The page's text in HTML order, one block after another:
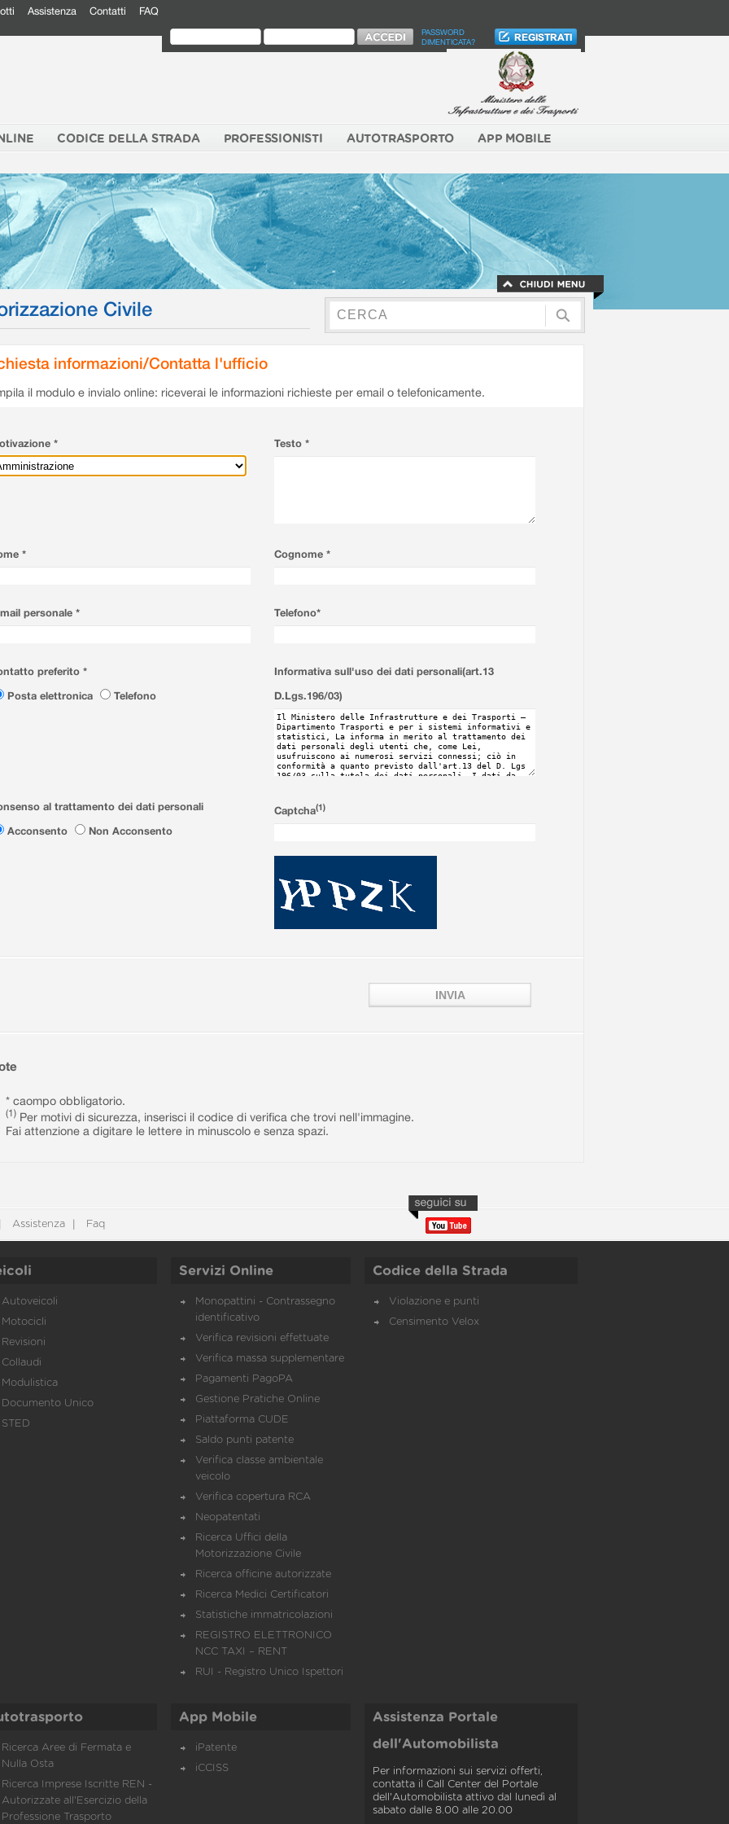
Assistenza Contatti FAQ
PASSWORD
DIMENTICATA?
CODICE DELLA STRADA PROFESSIONISTI AUTOTRASPORTO APP MOBILE
Civile
informazioni/Contatta l'ufficio
il modulo e invialo online: riceverai le informazioni richieste per email o telefonicamente.
* Testo *
* Cognome *
personale * Telefono*
preferito *
Posta elettronica
Telefono
Informativa sull'uso dei dati personali(art.13
D.Lgs.196/03)
al trattamento dei dati personali
Acconsento
Non Acconsento
Captcha(1)
* caompo obbligatorio.
(1) Per motivi di sicurezza, inserisci il codice di verifica che trovi nell'immagine.
Fai attenzione a digitare le lettere in minuscolo e senza spazi.
Assistenza Faq
Autoveicoli
Motocicli
Revisioni
Collaudi
Modulistica
Documento Unico
STED
Servizi Online
Monopattini - Contrassegno
identificativo
Verifica revisioni effettuate
Verifica massa supplementare
Pagamenti PagoPA
Gestione Pratiche Online
Piattaforma CUDE
Saldo punti patente
Verifica classe ambientale
veicolo
Verifica copertura RCA
Neopatentati
Ricerca Uffici della
Motorizzazione Civile
Ricerca officine autorizzate
Ricerca Medici Certificatori
Statistiche immatricolazioni
REGISTRO ELETTRONICO
NCC TAXI – RENT
RUI - Registro Unico Ispettori
Codice della Strada
Violazione e punti
Censimento Velox
Ricerca Aree di Fermata e
Nulla Osta
Ricerca Imprese Iscritte REN -
Autorizzate all'Esercizio della
Professione Trasporto
App Mobile
iPatente
iCCISS
Assistenza Portale
dell'Automobilista
Per informazioni sui servizi offerti,
contatta il Call Center del Portale
dell'Automobilista attivo dal lunedì al
sabato dalle 8.00 alle 20.00